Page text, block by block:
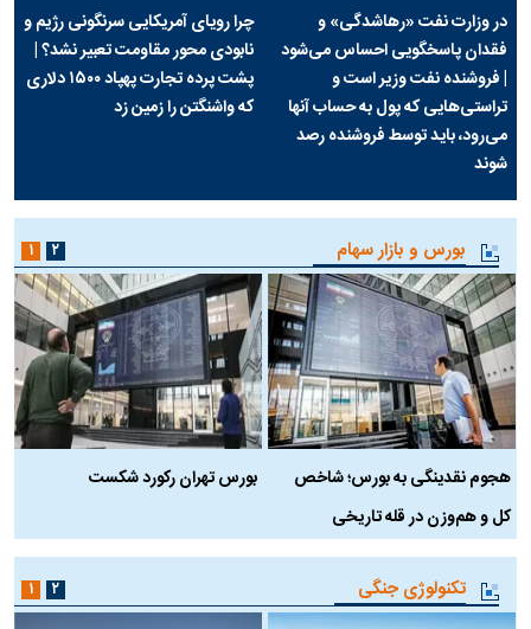
در وزارت نفت «رهاشدگی» و
فقدان پاسخگویی احساس می‌شود
| فروشنده نفت وزیر است و
تراستی‌هایی که پول به حساب آنها
می‌رود، باید توسط فروشنده رصد
شوند
چرا رویای آمریکایی سرنگونی رژیم و
نابودی محور مقاومت تعبیر نشد؟ |
پشت پرده تجارت پهپاد‌ ۱۵۰۰ دلاری
که واشنگتن را زمین زد
بورس و بازار سهام
هجوم نقدینگی به بورس؛ شاخص
کل و هم‌وزن در قله تاریخی
بورس تهران رکورد شکست
۱ ۲
تکنولوژی جنگی ۱ ۲